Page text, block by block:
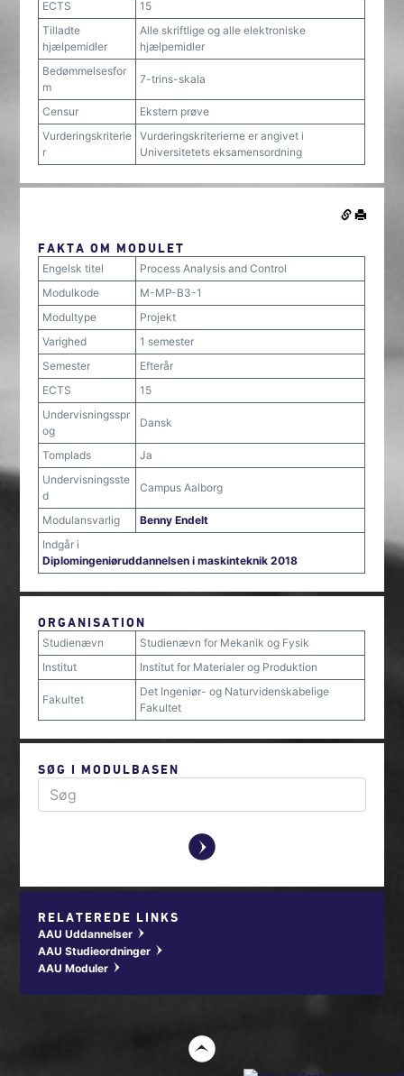
ECTS
15
Tilladte
hjælpemidler
Alle skriftlige og alle elektroniske
hjælpemidler
Bedømmelsesfor
m
7-trins-skala
Censur
Ekstern prøve
Vurderingskriterie
r
Vurderingskriterierne er angivet i
Universitetets eksamensordning
FAKTA OM MODULET
Engelsk titel
Process Analysis and Control
Modulkode
M-MP-B3-1
Modultype
Projekt
Varighed
1 semester
Semester
Efterår
ECTS
15
Undervisningsspr
og
Dansk
Tomplads
Ja
Undervisningsste
d
Campus Aalborg
Modulansvarlig
Benny Endelt
Indgår i
Diplomingeniøruddannelsen i maskinteknik 2018
ORGANISATION
Studienævn
Studienævn for Mekanik og Fysik
Institut
Institut for Materialer og Produktion
Fakultet
Det Ingeniør- og Naturvidenskabelige
Fakultet
SØG I MODULBASEN
y
RELATEREDE LINKS
AAU Uddannelser w
AAU Studieordninger w
AAU Moduler w
t